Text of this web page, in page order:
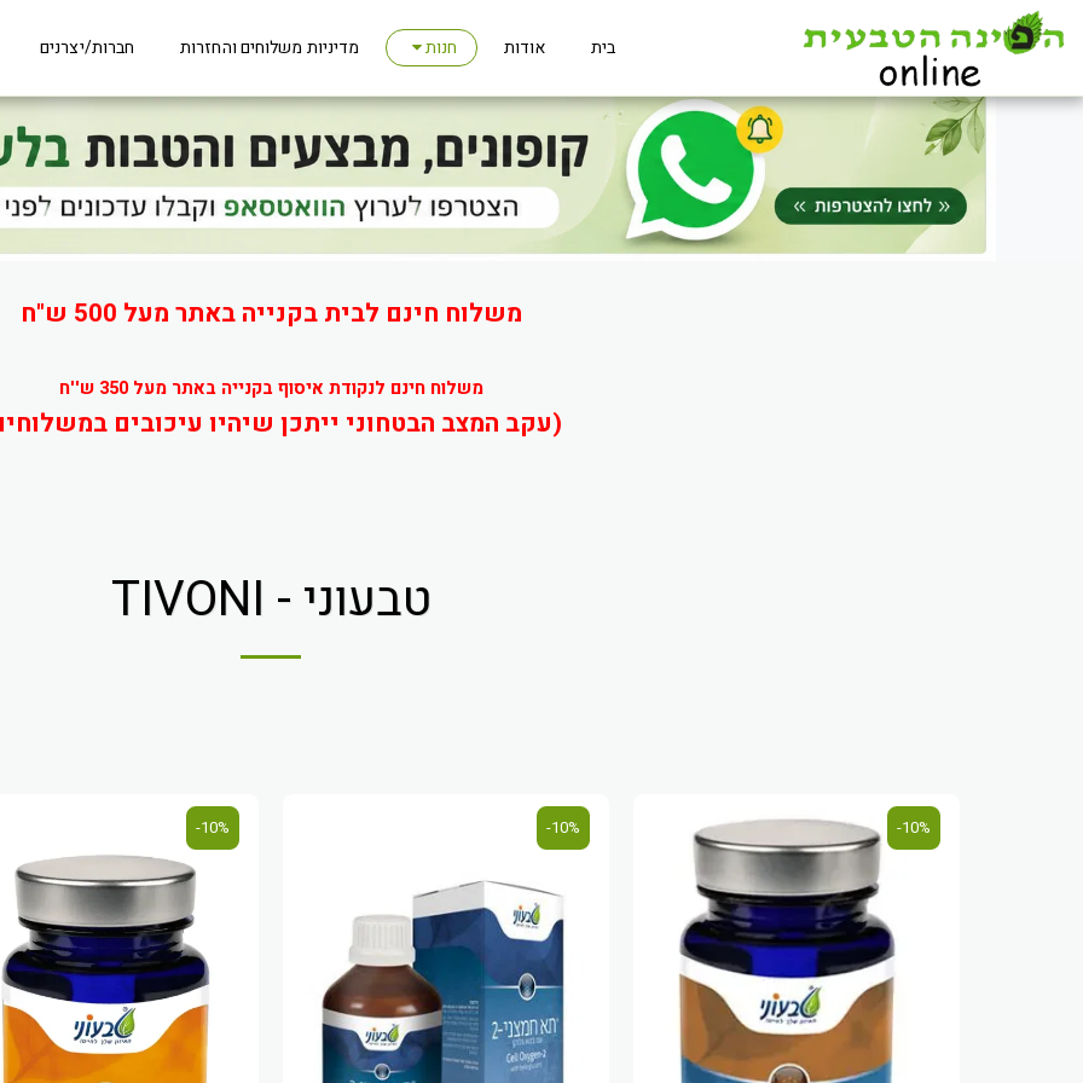
משלוח חינם לבית בקנייה באתר מעל 500 ש"ח
משלוח חינם לנקודת איסוף בקנייה באתר מעל 350 ש''ח
(עקב המצב הבטחוני ייתכן שיהיו עיכובים
בית אודות חנות מדיניות משלוחים והחזרות חברות/יצרנים
טבעוני - TIVONI
10%-
10%-
10%-